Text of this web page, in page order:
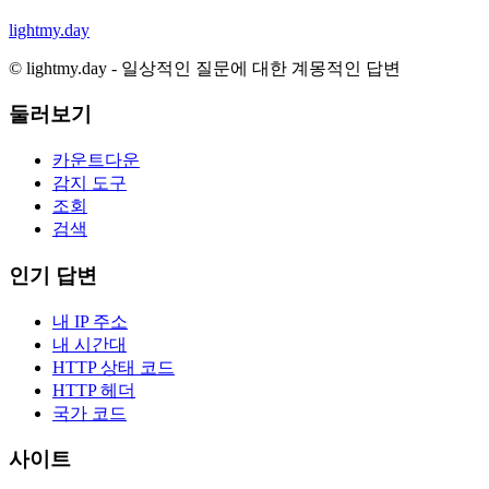
lightmy.day
© lightmy.day - 일상적인 질문에 대한 계몽적인 답변
둘러보기
카운트다운
감지 도구
조회
검색
인기 답변
내 IP 주소
내 시간대
HTTP 상태 코드
HTTP 헤더
국가 코드
사이트